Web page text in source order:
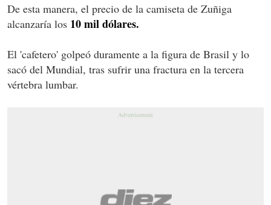
De esta manera, el precio de la camiseta de Zuñiga
alcanzaría los 10 mil dólares.
El 'cafetero' golpeó duramente a la figura de Brasil y lo
sacó del Mundial, tras sufrir una fractura en la tercera
vértebra lumbar.